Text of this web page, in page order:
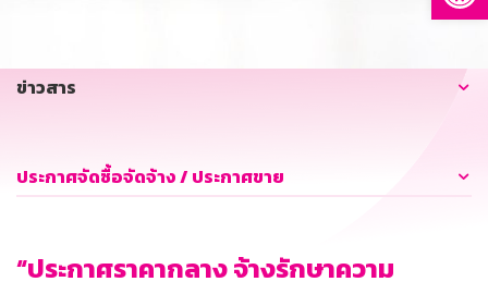
ข่าวสาร
ประกาศจัดซื้อจัดจ้าง / ประกาศขาย
“ประกาศราคากลาง จ้างรักษาความ